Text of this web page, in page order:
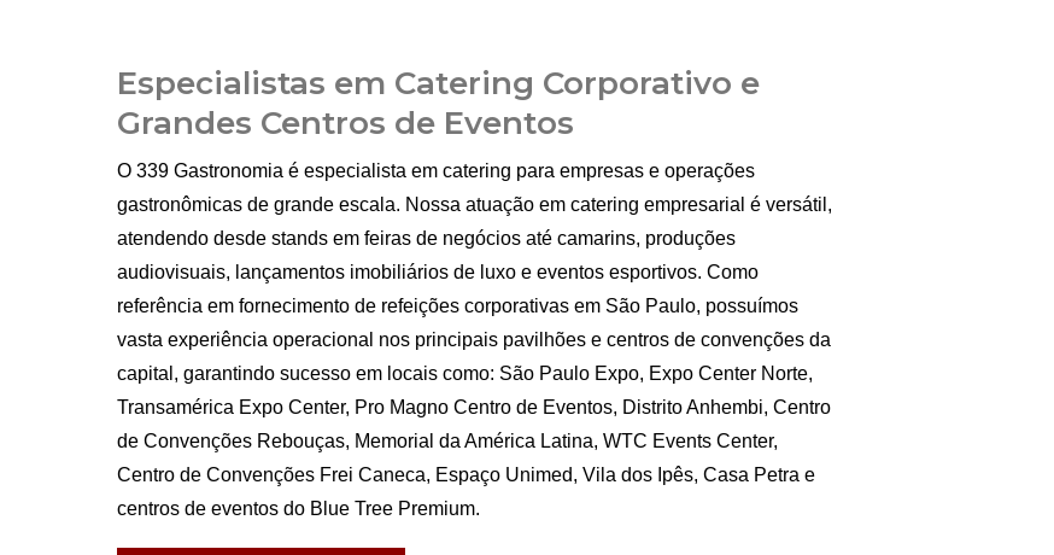
Especialistas em Catering Corporativo e
Grandes Centros de Eventos
O 339 Gastronomia é especialista em catering para empresas e operações
gastronômicas de grande escala. Nossa atuação em catering empresarial é versátil,
atendendo desde stands em feiras de negócios até camarins, produções
audiovisuais, lançamentos imobiliários de luxo e eventos esportivos. Como
referência em fornecimento de refeições corporativas em São Paulo, possuímos
vasta experiência operacional nos principais pavilhões e centros de convenções da
capital, garantindo sucesso em locais como: São Paulo Expo, Expo Center Norte,
Transamérica Expo Center, Pro Magno Centro de Eventos, Distrito Anhembi, Centro
de Convenções Rebouças, Memorial da América Latina, WTC Events Center,
Centro de Convenções Frei Caneca, Espaço Unimed, Vila dos Ipês, Casa Petra e
centros de eventos do Blue Tree Premium.